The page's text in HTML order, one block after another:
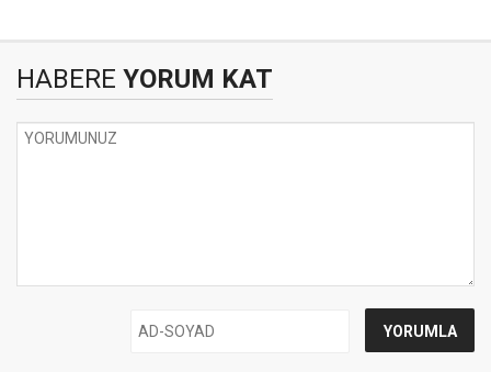
HABERE YORUM KAT